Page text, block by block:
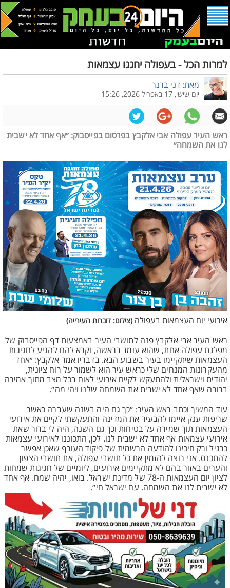
למרות הכל - בעפולה יחגגו עצמאות
מאת: דני ברנר
יום שישי, 17 באפריל 2026, 15:26
ראש העיר עפולה אבי אלקבץ בפרסום בפייסבוק: ״אף אחד לא ישבית
לנו את השמחה״
אירועי יום העצמאות בעפולה (צילום: דוברות העירייה)
ראש העיר אבי אלקבץ פנה לתושבי העיר באמצעות דף הפייסבוק של
מפלגת עפולה אחת, שהוא עומד בראשה, וקרא להם להגיע לחגיגות
העצמאות שיתקיימו בעיר בשבוע הבא. בדבריו אמר אלקבץ: ״אחד
מהעקרונות המנחים שלי כראש עיר הוא לשמור על רוח ציונית,
יהודית וישראלית ולהתעקש לקיים אירועי לאום בכל מצב מתוך אמירה
ברורה שאף אחד לא ישבית את השמחה שלנו ויהי מה״.
עוד המשיך וכתב ראש העיר: ״כך גם היה בשנה שעברה כאשר
שריפות ענק איימו להבעיר את המדינה והתעקשתי לקיים את אירועי
העצמאות תוך שמירה על בטיחות וכך גם השנה, היה לי ברור שאת
אירועי עצמאות אף אחד לא ישבית לנו. לכן, התכוננו לאירועי עצמאות
כרגיל ורק חיכינו להודעה הרשמית של פיקוד העורף שאכן אפשר
להתכנס. אני רוצה להזמין את כל תושבי עפולה, את תושבי הצפון
והערים באזור בהם לא מתקיימים אירועים, ליומיים של חגיגות שמחות
לציון יום העצמאות ה-78 של מדינת ישראל. בואו, יהיה שמח. אף אחד
לא ישבית לנו את השמחה. עם ישראל חי״.